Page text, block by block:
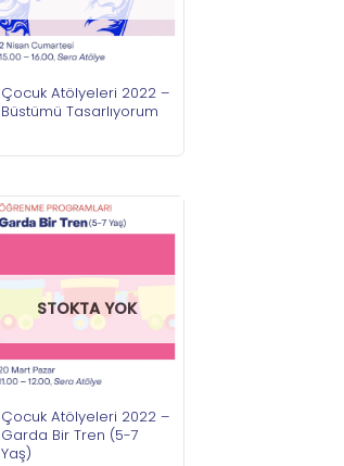
Çocuk Atölyeleri 2022 –
Büstümü Tasarlıyorum
STOKTA YOK
Çocuk Atölyeleri 2022 –
Garda Bir Tren (5-7
Yaş)